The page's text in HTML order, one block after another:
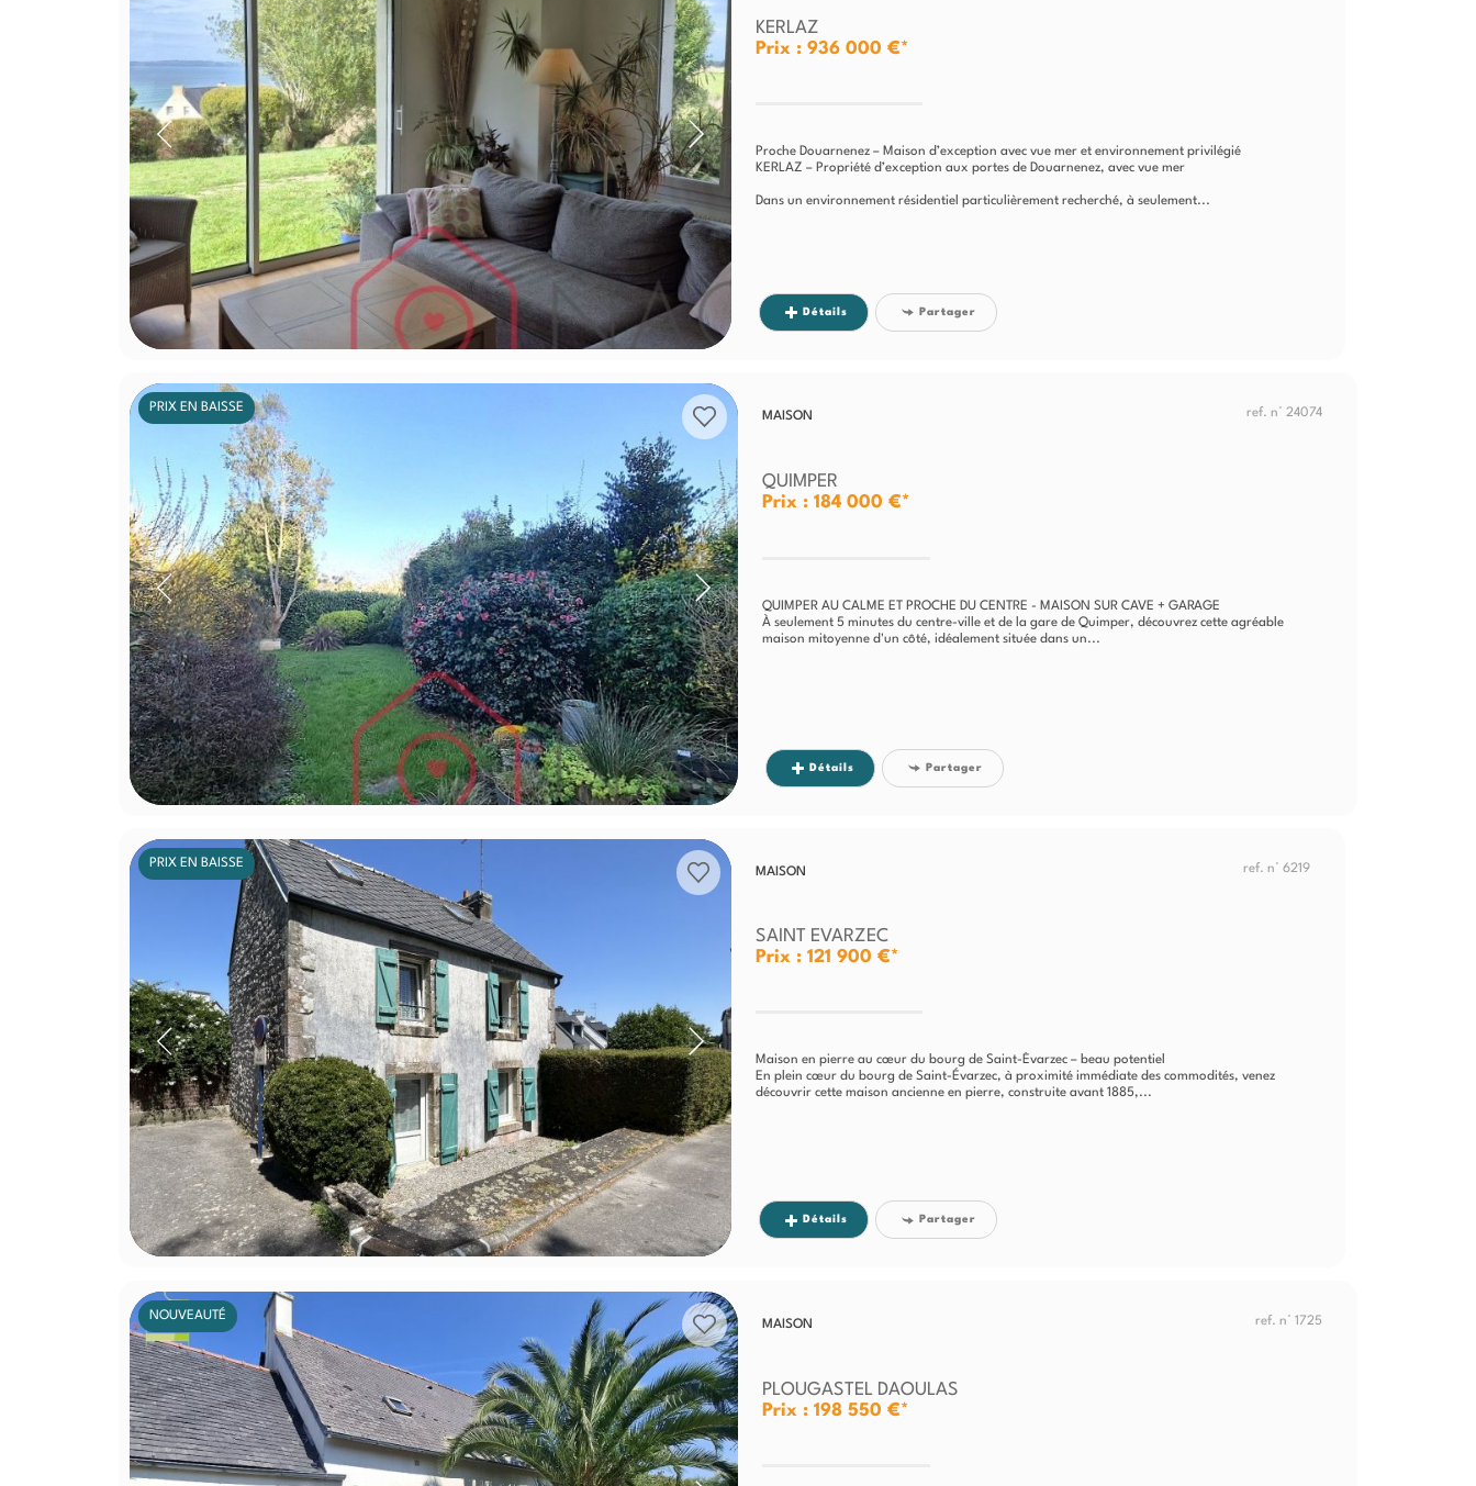
KERLAZ
Prix : 936 000 €*
Proche Douarnenez – Maison d’exception avec vue mer et environnement privilégié
KERLAZ – Propriété d’exception aux portes de Douarnenez, avec vue mer
Dans un environnement résidentiel particulièrement recherché, à seulement...
Détails Partager
PRIX EN BAISSE
MAISON ref. n° 24074
QUIMPER
Prix : 184 000 €*
QUIMPER AU CALME ET PROCHE DU CENTRE - MAISON SUR CAVE + GARAGE
À seulement 5 minutes du centre-ville et de la gare de Quimper, découvrez cette agréable
maison mitoyenne d'un côté, idéalement située dans un...
Détails Partager
PRIX EN BAISSE
MAISON ref. n° 6219
SAINT EVARZEC
Prix : 121 900 €*
Maison en pierre au cœur du bourg de Saint-Évarzec – beau potentiel
En plein cœur du bourg de Saint-Évarzec, à proximité immédiate des commodités, venez
découvrir cette maison ancienne en pierre, construite avant 1885,...
Détails Partager
NOUVEAUTÉ
MAISON ref. n° 1725
PLOUGASTEL DAOULAS
Prix : 198 550 €*